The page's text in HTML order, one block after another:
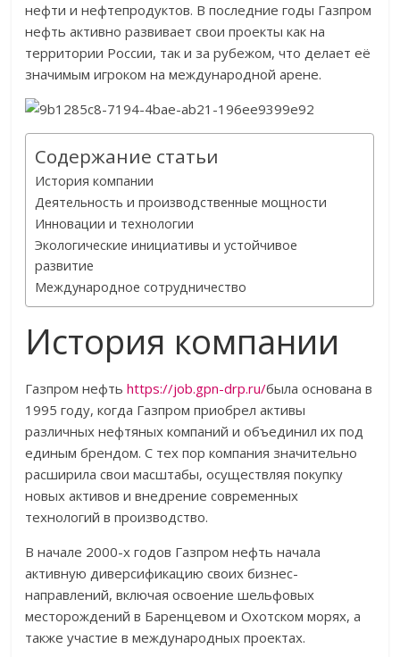
нефти и нефтепродуктов. В последние годы Газпром
нефть активно развивает свои проекты как на
территории России, так и за рубежом, что делает её
значимым игроком на международной арене.
Содержание статьи
История компании
Деятельность и производственные мощности
Инновации и технологии
Экологические инициативы и устойчивое
развитие
Международное сотрудничество
История компании
Газпром нефтьhttps://job.gpn-drp.ru/была основана в
1995 году, когда Газпром приобрел активы
различных нефтяных компаний и объединил их под
единым брендом. С тех пор компания значительно
расширила свои масштабы, осуществляя покупку
новых активов и внедрение современных
технологий в производство.
В начале 2000-х годов Газпром нефть начала
активную диверсификацию своих бизнес-
направлений, включая освоение шельфовых
месторождений в Баренцевом и Охотском морях, а
также участие в международных проектах.